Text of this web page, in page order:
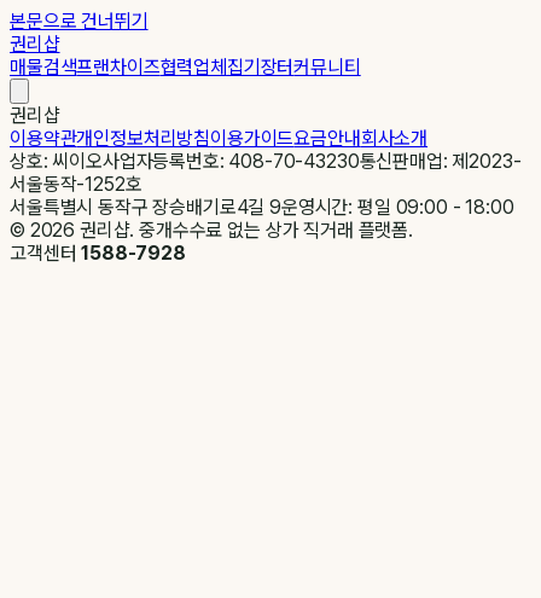
본문으로 건너뛰기
권리샵
매물검색프랜차이즈협력업체집기장터커뮤니티
권리샵
이용약관개인정보처리방침이용가이드요금안내회사소개
상호: 씨이오사업자등록번호: 408-70-43230통신판매업: 제2023-
서울동작-1252호
서울특별시 동작구 장승배기로4길 9운영시간: 평일 09:00 - 18:00
© 2026 권리샵. 중개수수료 없는 상가 직거래 플랫폼.
고객센터1588-7928